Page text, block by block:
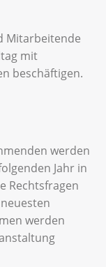
Mitarbeitende
mit
beschäftigen.
werden
Jahr in
Rechtsfragen
werden